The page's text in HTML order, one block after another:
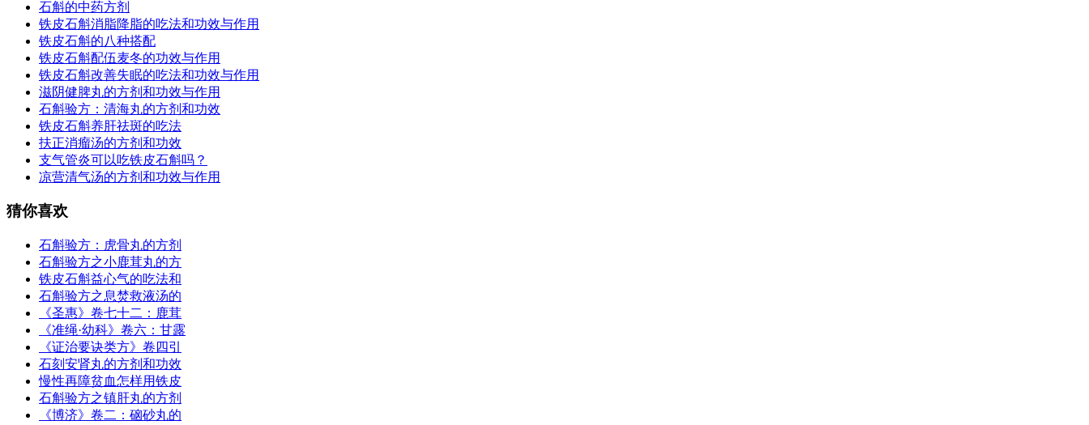
石斛的中药方剂
铁皮石斛消脂降脂的吃法和功效与作用
铁皮石斛的八种搭配
铁皮石斛配伍麦冬的功效与作用
铁皮石斛改善失眠的吃法和功效与作用
滋阴健脾丸的方剂和功效与作用
石斛验方：清海丸的方剂和功效
铁皮石斛养肝祛斑的吃法
扶正消瘤汤的方剂和功效
支气管炎可以吃铁皮石斛吗？
凉营清气汤的方剂和功效与作用
猜你喜欢
石斛验方：虎骨丸的方剂
石斛验方之小鹿茸丸的方
铁皮石斛益心气的吃法和
石斛验方之息焚救液汤的
《圣惠》卷七十二：鹿茸
《准绳·幼科》卷六：甘露
《证治要诀类方》卷四引
石刻安肾丸的方剂和功效
慢性再障贫血怎样用铁皮
石斛验方之镇肝丸的方剂
《博济》卷二：硇砂丸的